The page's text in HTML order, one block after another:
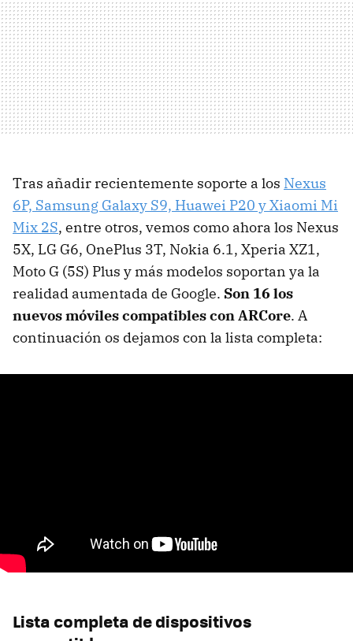
Tras añadir recientemente soporte a los Nexus
6P, Samsung Galaxy S9, Huawei P20 y Xiaomi Mi
Mix 2S, entre otros, vemos como ahora los Nexus
5X, LG G6, OnePlus 3T, Nokia 6.1, Xperia XZ1,
Moto G (5S) Plus y más modelos soportan ya la
realidad aumentada de Google. Son 16 los
nuevos móviles compatibles con ARCore. A
continuación os dejamos con la lista completa:
Lista completa de dispositivos